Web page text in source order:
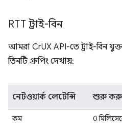
RTT ট্রাই-বিন
আমরা CrUX API-তে ট্রাই-বিন
তিনটি গ্রুপিং দেখায়:
নেটওয়ার্ক লেটেন্সি শুরু
কম 0